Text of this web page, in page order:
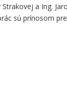
a Ing.
sú prínosom